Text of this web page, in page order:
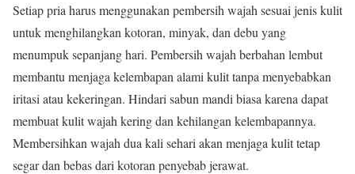
Setiap pria harus menggunakan pembersih wajah sesuai jenis kulit
untuk menghilangkan kotoran, minyak, dan debu yang
menumpuk sepanjang hari. Pembersih wajah berbahan lembut
membantu menjaga kelembapan alami kulit tanpa menyebabkan
iritasi atau kekeringan. Hindari sabun mandi biasa karena dapat
membuat kulit wajah kering dan kehilangan kelembapannya.
Membersihkan wajah dua kali sehari akan menjaga kulit tetap
segar dan bebas dari kotoran penyebab jerawat.